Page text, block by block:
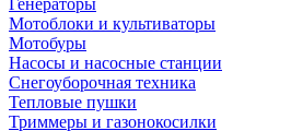
Генераторы
Мотоблоки и культиваторы
Мотобуры
Насосы и насосные станции
Снегоуборочная техника
Тепловые пушки
Триммеры и газонокосилки